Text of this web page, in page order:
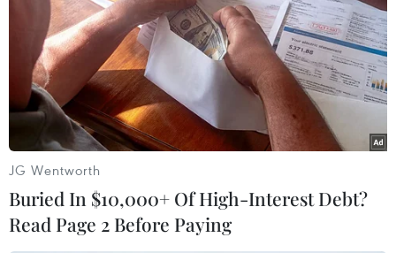
Tích lũy từ đầu năm đến ngày 20/10/2011, trên
toàn quốc đã ghi nhận 76.121trường hợp mắc
tay chân miệng tại 63 địa phương; trong đó đã
có 135 trường hợp tửvong tại 26 tỉnh, thành phố.
Theo kết quả điều tra của một số địa phương, số
trường hợp mắc chủ yếu rải rác ởcác hộ gia
đình từ 85-95% tổng số trường hợp mắc, không
bùng phát thành các ổdịch lớn trong cộng đồng.
Trong đó số trẻ từ 1-3 tuổi chiếm 90% số trường
JG Wentworth
Buried In $10,000+ Of High-Interest Debt?
Read Page 2 Before Paying